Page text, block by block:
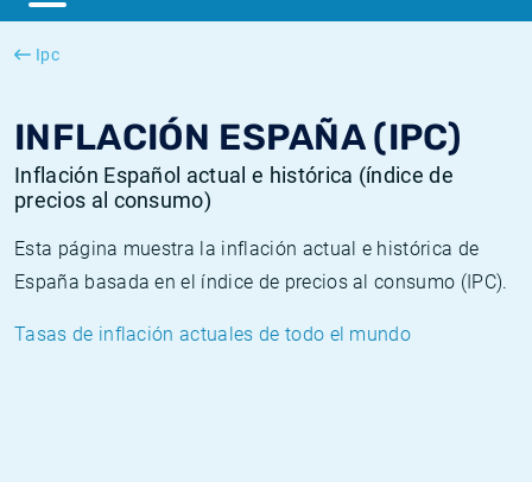
Ipc
INFLACIÓN ESPAÑA (IPC)
Inflación Español actual e histórica (índice de
precios al consumo)
Esta página muestra la inflación actual e histórica de
España basada en el índice de precios al consumo (IPC).
Tasas de inflación actuales de todo el mundo
SONIA
Inflación Estadounidense
TONAR - histórico